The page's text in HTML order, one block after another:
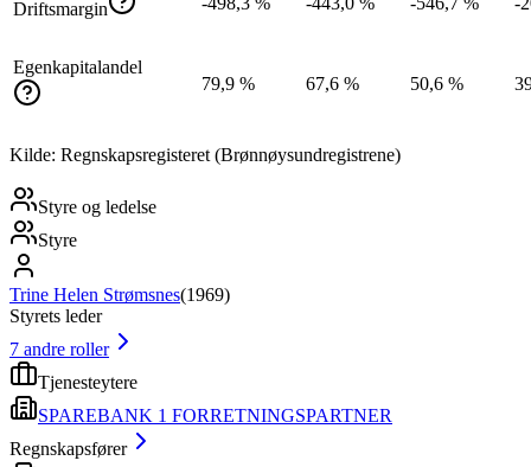
Driftsmargin
Egenkapitalandel
79,9 %
67,6 % 50,6 %
Kilde: Regnskapsregisteret (Brønnøysundregistrene)
Styre og ledelse
Styre
Trine Helen Strømsnes(1969)
Styrets leder
7 andre roller
Tjenesteytere
SPAREBANK 1 FORRETNINGSPARTNER
Regnskapsfører